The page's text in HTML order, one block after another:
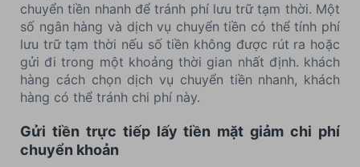
chuyển tiền nhanh để tránh phí lưu trữ tạm thời. Một
số ngân hàng và dịch vụ chuyển tiền có thể tính phí
lưu trữ tạm thời nếu số tiền không được rút ra hoặc
gửi đi trong một khoảng thời gian nhất định. khách
hàng cách chọn dịch vụ chuyển tiền nhanh, khách
hàng có thể tránh chi phí này.
Gửi tiền trực tiếp lấy tiền mặt giảm chi phí
chuyển khoản